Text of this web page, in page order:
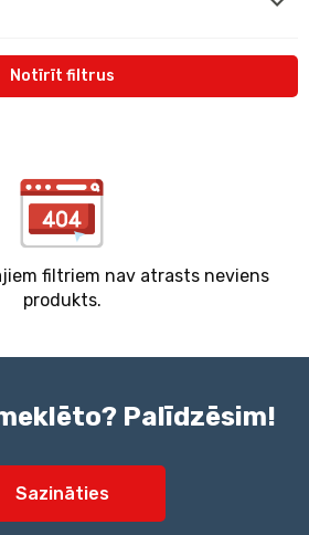
Notīrīt filtrus
filtriem nav atrasts neviens
produkts.
Palīdzēsim!
Sazināties